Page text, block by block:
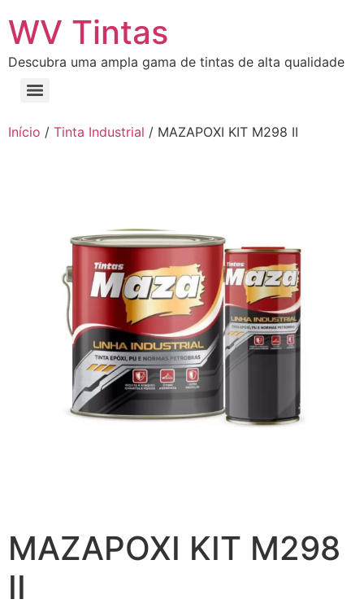
WV Tintas
Descubra uma ampla gama de tintas de alta qualidade
Início / Tinta Industrial / MAZAPOXI KIT M298 II
MAZAPOXI KIT M298
II